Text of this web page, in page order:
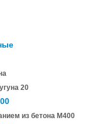
20
из бетона М400